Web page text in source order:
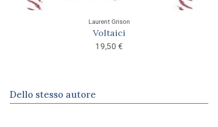
Laurent Grison
Voltaici
19,50 €
Dello stesso autore